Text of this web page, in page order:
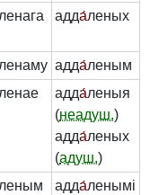
ленага адда́леных
ленаму адда́леным
ленае адда́леныя
(неадуш.)
адда́леных
(адуш.)
леным адда́ленымі